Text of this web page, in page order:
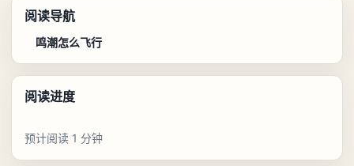
阅读导航
鸣潮怎么飞行
阅读进度
预计阅读 1 分钟